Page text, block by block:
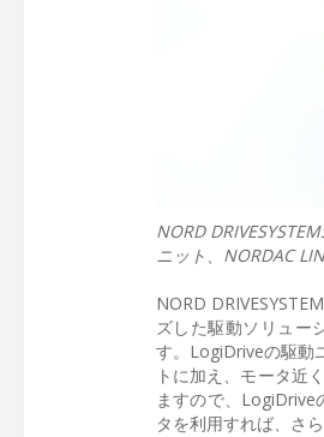
NORD
ニット、NORDAC
NORD
ズした駆動ソリュー
す。LogiDriveの駆動
トに加え、モータ近
ますので、LogiDrive
タを利用すれば、さ